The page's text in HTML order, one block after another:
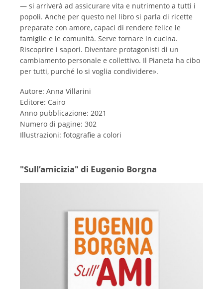
— si arriverà ad assicurare vita e nutrimento a tutti i
popoli. Anche per questo nel libro si parla di ricette
preparate con amore, capaci di rendere felice le
famiglie e le comunità. Serve tornare in cucina.
Riscoprire i sapori. Diventare protagonisti di un
cambiamento personale e collettivo. Il Pianeta ha cibo
per tutti, purché lo si voglia condividere».
Autore: Anna Villarini
Editore: Cairo
Anno pubblicazione: 2021
Numero di pagine: 302
Illustrazioni: fotografie a colori
"Sull’amicizia" di Eugenio Borgna